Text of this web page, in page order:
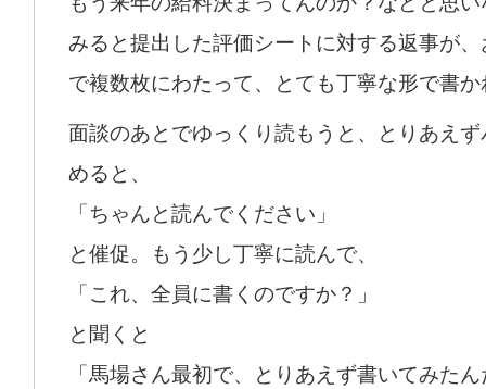
みると提出した評価シートに対する返事が
で複数枚にわたって、とても丁寧な形で書
面談のあとでゆっくり読もうと、とりあえ
めると、
「ちゃんと読んでください」
と催促。もう少し丁寧に読んで、
「これ、全員に書くのですか？」
と聞くと
「馬場さん最初で、とりあえず書いてみた